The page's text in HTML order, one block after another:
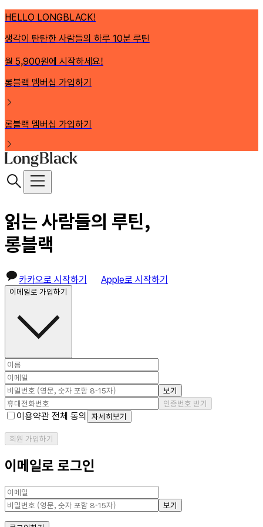
HELLO LONGBLACK!
생각이 탄탄한 사람들의 하루 10분 루틴
월 5,900원에 시작하세요!
롱블랙 멤버십 가입하기
롱블랙 멤버십 가입하기
읽는 사람들의 루틴,
롱블랙
카카오로 시작하기 Apple로 시작하기
이메일로 가입하기
보기
인증번호 받기
이용약관 전체 동의 자세히보기
회원 가입하기
이메일로 로그인
보기